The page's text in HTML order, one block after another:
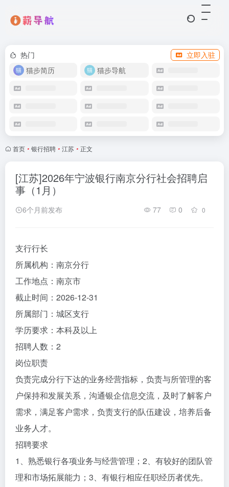
热门
立即入驻
猫步简历
猫步导航
首页 • 银行招聘 • 江苏 • 正文
[江苏]2026年宁波银行南京分行社会招聘启
事（1月）
6个月前发布 77 0 0
支行行长
所属机构：南京分行
工作地点：南京市
截止时间：2026-12-31
所属部门：城区支行
学历要求：本科及以上
招聘人数：2
岗位职责
负责完成分行下达的业务经营指标，负责与所管理的客
户保持和发展关系，沟通银企信息交流，及时了解客户
需求，满足客户需求，负责支行的队伍建设，培养后备
业务人才。
招聘要求
1、熟悉银行各项业务与经营管理；2、有较好的团队管
理和市场拓展能力；3、有银行相应任职经历者优先。